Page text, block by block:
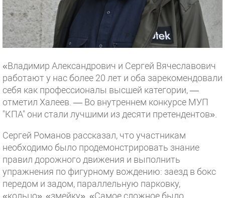
«Владимир Александрович и Сергей Вячеславович
работают у нас более 20 лет и оба зарекомендовали
себя как профессионалы высшей категории, —
отметил Халеев. — Во внутреннем конкурсе МУП
"КПА" они стали лучшими из десяти претендентов».
Сергей Романов рассказал, что участникам
необходимо было продемонстрировать знание
правил дорожного движения и выполнить
упражнения по фигурному вождению: заезд в бокс
передом и задом, параллельную парковку,
«кольцо», «змейку». «Самое сложное было